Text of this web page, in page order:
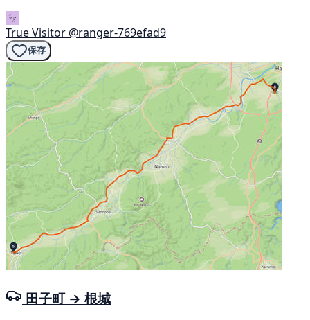
True Visitor @ranger-769efad9
保存
田子町 → 根城